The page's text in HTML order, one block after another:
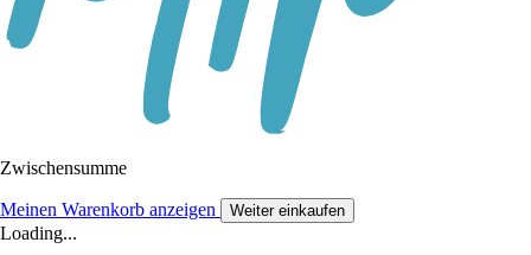
Zwischensumme
Meinen Warenkorb anzeigen Weiter einkaufen
Loading...